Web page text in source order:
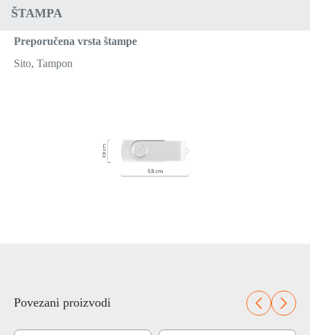
ŠTAMPA
Preporučena vrsta štampe
Sito, Tampon
Povezani proizvodi